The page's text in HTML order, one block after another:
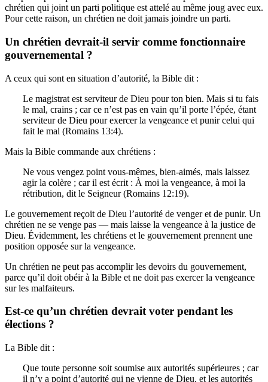
chrétien qui joint un parti politique est attelé au même joug avec eux.
Pour cette raison, un chrétien ne doit jamais joindre un parti.
Un chrétien devrait-il servir comme fonctionnaire
gouvernemental ?
A ceux qui sont en situation d’autorité, la Bible dit :
Le magistrat est serviteur de Dieu pour ton bien. Mais si tu fais
le mal, crains ; car ce n’est pas en vain qu’il porte l’épée, étant
serviteur de Dieu pour exercer la vengeance et punir celui qui
fait le mal (Romains 13:4).
Mais la Bible commande aux chrétiens :
Ne vous vengez point vous-mêmes, bien-aimés, mais laissez
agir la colère ; car il est écrit : À moi la vengeance, à moi la
rétribution, dit le Seigneur (Romains 12:19).
Le gouvernement reçoit de Dieu l’autorité de venger et de punir. Un
chrétien ne se venge pas — mais laisse la vengeance à la justice de
Dieu. Évidemment, les chrétiens et le gouvernement prennent une
position opposée sur la vengeance.
Un chrétien ne peut pas accomplir les devoirs du gouvernement,
parce qu’il doit obéir à la Bible et ne doit pas exercer la vengeance
sur les malfaiteurs.
Est-ce qu’un chrétien devrait voter pendant les
élections ?
La Bible dit :
Que toute personne soit soumise aux autorités supérieures ; car
il n’y a point d’autorité qui ne vienne de Dieu, et les autorités